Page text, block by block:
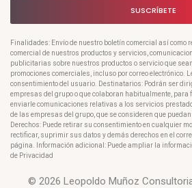
SUSCRÍBETE
Finalidades: Envío de nuestro boletín comercial así como
comercial de nuestros productos y servicios,
publicitarias sobre nuestros productos o servicio que
promociones comerciales, incluso por correo electrónico.
consentimiento del usuario. Destinatarios: Podrán ser
empresas del grupo o que colaboran habitualmente, para
enviarle comunicaciones relativas a los servicios
de las empresas del grupo, que se consideren que
Derechos: Puede retirar su consentimiento en cualquier
rectificar, suprimir sus datos y demás derechos en el
página. Información adicional: Puede ampliar la
de Privacidad
© 2026 Leopoldo Muñoz